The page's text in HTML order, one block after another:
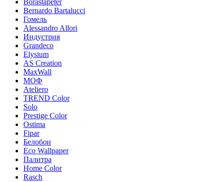
Borastapeter
Bernardo Bartalucci
Гомель
Alessandro Allori
Индустрия
Grandeco
Elysium
AS Creation
MaxWall
МОФ
Ateliero
TREND Color
Solo
Prestige Color
Ostima
Fipar
Белобои
Eco Wallpaper
Палитра
Home Color
Rasch